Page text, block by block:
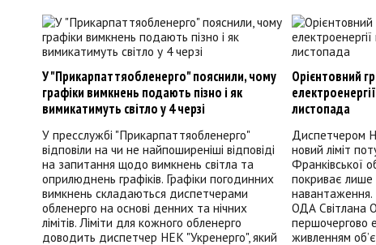
У "Прикарпаттяобленерго" пояснили, чому
графіки вимкнень подають пізно і як
вимикатимуть світло у 4 черзі
У пресслужбі "Прикарпаттяобленерго"
відповіли на чи не найпоширеніші відповіді
на запитання щодо вимкнень світла та
оприлюднень графіків. Графіки погодинних
вимкнень складаються диспетчерами
обленерго на основі денних та нічних
лімітів. Ліміти для кожного обленерго
доводить диспетчер НЕК "Укренерго", який
Орієнтовний
листопада
Диспетчером
новий ліміт
Франківської
покриває лише
навантаження.
ОДА Світлана
першочергово
живленням